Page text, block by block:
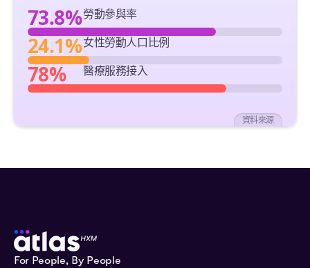
73.8%勞動參與率
24.1%女性勞動人口比例
78% 醫療服務接入
資料來源
For People, By People